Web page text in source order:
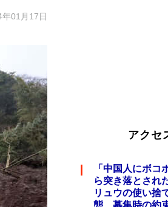
年01月17日
アクセ
「中国人にボコ
ら突き落とさ
リュウの使い捨